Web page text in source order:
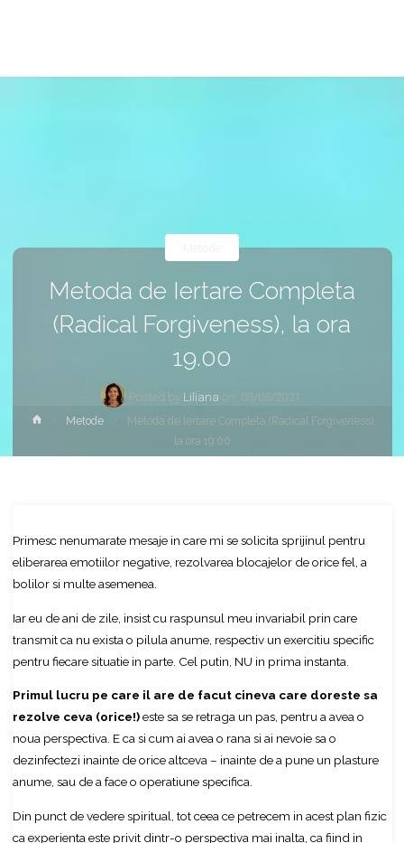
Metoda de Iertare Completa
(Radical Forgiveness), la ora
19.00
Posted by Liliana on 03/05/2021
HomeMetode
Metoda de Iertare Completa (Radical Forgiveness),
la ora 19.00
Primesc nenumarate mesaje in care mi se solicita sprijinul pentru
eliberarea emotiilor negative, rezolvarea blocajelor de orice fel, a
bolilor si multe asemenea.
Iar eu de ani de zile, insist cu raspunsul meu invariabil prin care
transmit ca nu exista o pilula anume, respectiv un exercitiu specific
pentru fiecare situatie in parte. Cel putin, NU in prima instanta.
Primul lucru pe care il are de facut cineva care doreste sa
rezolve ceva (orice!)este sa se retraga un pas, pentru a avea o
noua perspectiva. E ca si cum ai avea o rana si ai nevoie sa o
dezinfectezi inainte de orice altceva – inainte de a pune un plasture
anume, sau de a face o operatiune specifica.
Din punct de vedere spiritual, tot ceea ce petrecem in acest plan fizic
ca experienta este privit dintr-o perspectiva mai inalta, ca fiind in